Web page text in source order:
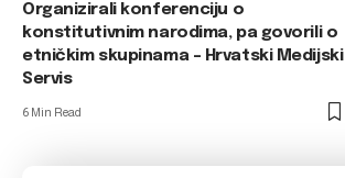
Organizirali konferenciju o
konstitutivnim narodima, pa govorili o
etničkim skupinama – Hrvatski Medijski
Servis
6 Min Read